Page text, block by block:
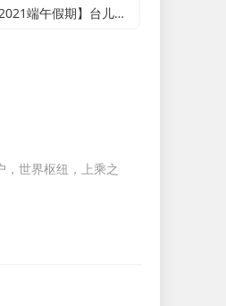
【2021端午假期】台儿庄古城、微山湖红荷湿地休闲两日游
，世界枢纽，上乘之